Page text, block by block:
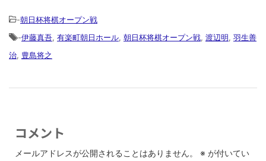
-朝日杯将棋オープン戦
-伊藤真吾, 有楽町朝日ホール, 朝日杯将棋オープン戦, 渡辺明, 羽生善
治, 豊島将之
コメント
メールアドレスが公開されることはありません。 ※ が付いてい